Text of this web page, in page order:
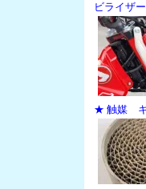
ビライザー
★ 触媒 キ